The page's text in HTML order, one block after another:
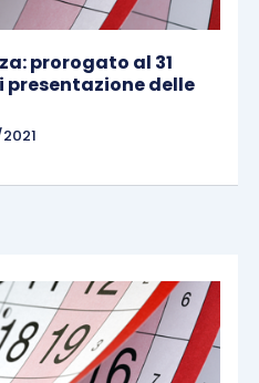
prorogato al 31
delle